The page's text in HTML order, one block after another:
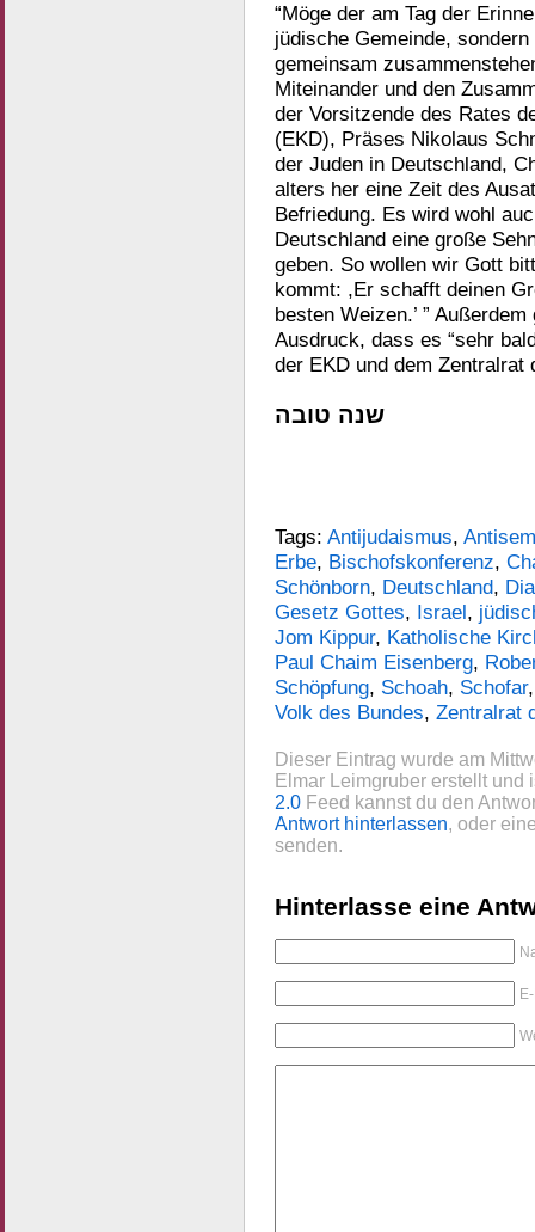
“Möge der am Tag der
jüdische Gemeinde,
gemeinsam
Miteinander und den
der Vorsitzende des Rates
(EKD), Präses Nikolaus
der Juden in Deutschland,
alters her eine Zeit des
Befriedung. Es wird wohl
Deutschland eine große
geben. So wollen wir Gott
kommt: ,Er schafft deinen
besten Weizen.’ ”
Ausdruck, dass es “sehr
der EKD und dem Zentralrat
שנה טובה
Tags: Antijudaismus,
Erbe, Bischofskonferenz,
Schönborn, Deutschland,
Gesetz Gottes, Israel,
Jom Kippur, Katholische
Paul Chaim Eisenberg,
Schöpfung, Schoah, Schofar
Volk des Bundes, Zentralrat
Dieser Eintrag wurde am
Elmar Leimgruber erstellt und
2.0 Feed kannst du den
Antwort hinterlassen, oder
senden.
Hinterlasse eine